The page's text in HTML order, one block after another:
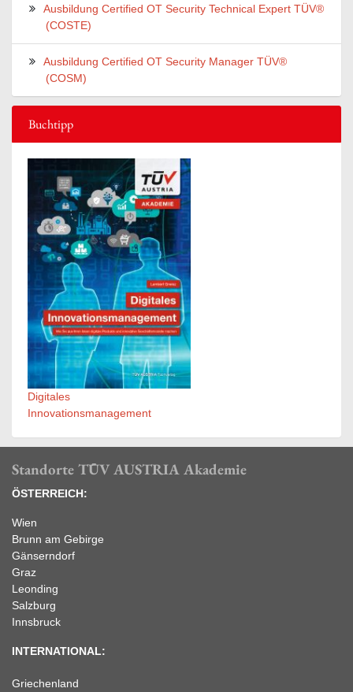
Ausbildung Certified OT Security Technical Expert TÜV®
(COSTE)
Ausbildung Certified OT Security Manager TÜV®
(COSM)
Buchtipp
Digitales
Innovationsmanagement
Standorte TÜV AUSTRIA Akademie
ÖSTERREICH:
Wien
Brunn am Gebirge
Gänserndorf
Graz
Leonding
Salzburg
Innsbruck
INTERNATIONAL:
Griechenland